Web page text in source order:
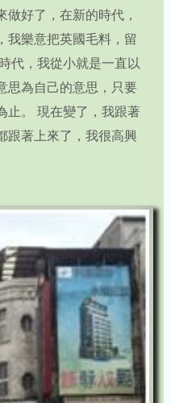
好了，在新的時代，
我樂意把英國毛料，留
代，我從小就是一直以
思為自己的意思，只要
止。 現在變了，我跟著
跟著上來了，我很高興